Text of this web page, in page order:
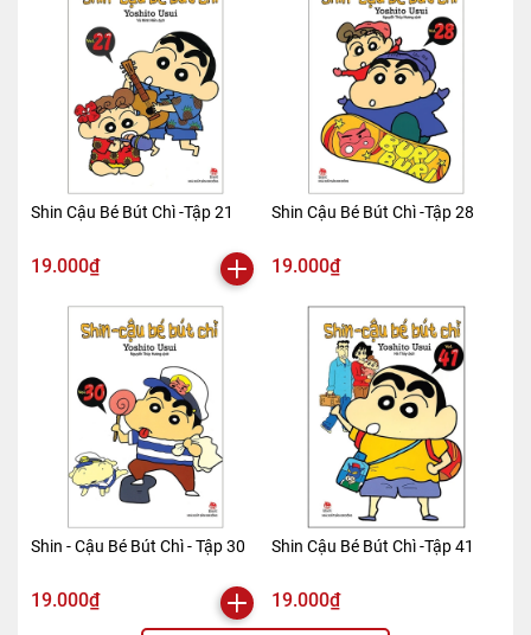
Shin Cậu Bé Bút Chì -Tập 21
19.000₫
Shin Cậu Bé Bút Chì -Tập 28
19.000₫
Shin - Cậu Bé Bút Chì - Tập 30
19.000₫
Shin Cậu Bé Bút Chì -Tập 41
19.000₫